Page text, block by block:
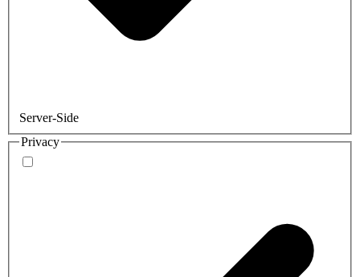
Server-Side
Privacy